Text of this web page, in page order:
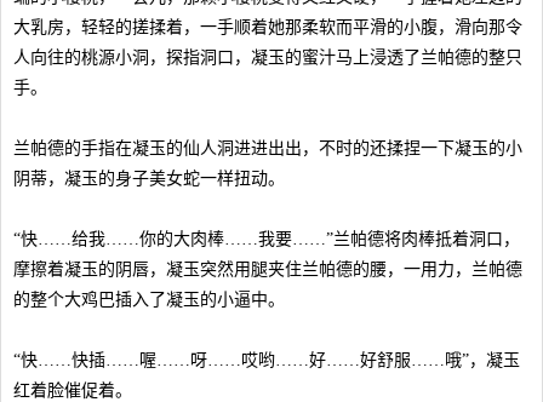
大乳房，轻轻的搓揉着，一手顺着她那柔软而平滑的小腹，滑向那令
人向往的桃源小洞，探指洞口，凝玉的蜜汁马上浸透了兰帕德的整只
手。
兰帕德的手指在凝玉的仙人洞进进出出，不时的还揉捏一下凝玉的小
阴蒂，凝玉的身子美女蛇一样扭动。
“快……给我……你的大肉棒……我要……”兰帕德将肉棒抵着洞口，
摩擦着凝玉的阴唇，凝玉突然用腿夹住兰帕德的腰，一用力，兰帕德
的整个大鸡巴插入了凝玉的小逼中。
“快……快插……喔……呀……哎哟……好……好舒服……哦”，凝玉
红着脸催促着。